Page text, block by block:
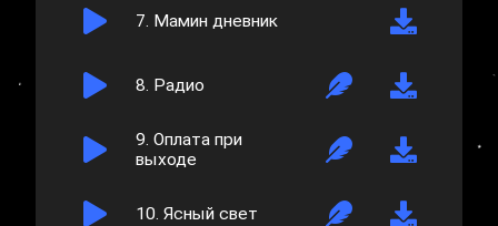
7. Мамин дневник
8. Радио
9. Оплата при
выходе
10. Ясный свет